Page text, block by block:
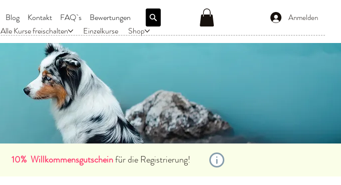
Alle Kurse freischalten Einzelkurse Shop
Anmelden
Blog Kontakt FAQ`s Bewertungen
10% Willkommensgutscheinfür die Registrierung!